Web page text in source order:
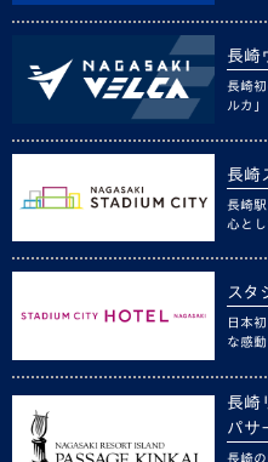
長崎
長崎
ルカ」
長崎
長崎
心と
スタ
日本
な感
長崎
パサ
長崎